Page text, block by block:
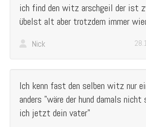
ich find den witz arschgeil der ist
übelst alt aber trotzdem immer
Nick
Ich kenn fast den selben witz nur
anders "wäre der hund damals nicht
ich jetzt dein vater"